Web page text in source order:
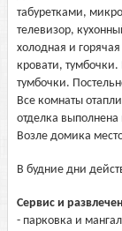
табуретками,
телевизор,
холодная и
кровати,
тумбочки.
Все комнаты
отделка выполнена
Возле домика
В будние дни
Сервис и
- парковка и